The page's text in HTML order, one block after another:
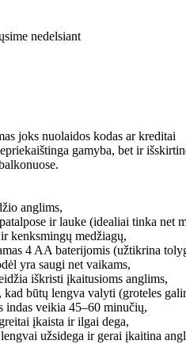
nedelsiant
joks nuolaidos kodas ar kreditai
gamyba, bet ir
anglims,
ir lauke (idealiai tinka net
kenksmingų medžiagų,
4 AA baterijomis (užtikrina
yra saugi net vaikams,
iškristi įkaitusioms anglims,
būtų lengva valyti (groteles
indas veikia 45–60 minučių,
įkaista ir ilgai dega,
užsidega ir gerai įkaitina